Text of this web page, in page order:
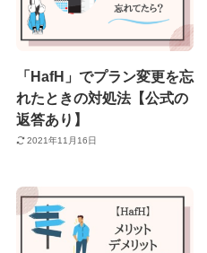
「HafH」でプラン変更を忘
れたときの対処法【公式の
返答あり】
2021年11月16日